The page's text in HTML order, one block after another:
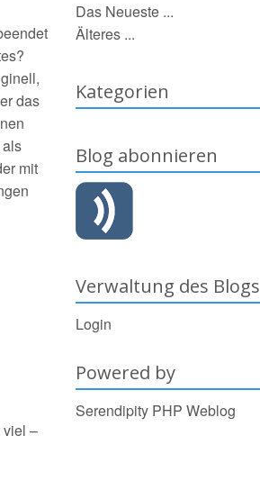
das
mit
viel –
Das Neueste ...
Älteres ...
Kategorien
Blog abonnieren
Verwaltung des Blogs
Login
Powered by
Serendipity PHP Weblog